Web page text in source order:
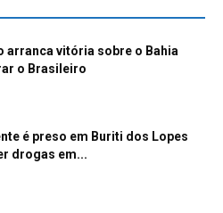
arranca vitória sobre o Bahia
o Brasileiro
é preso em Buriti dos Lopes
drogas em...